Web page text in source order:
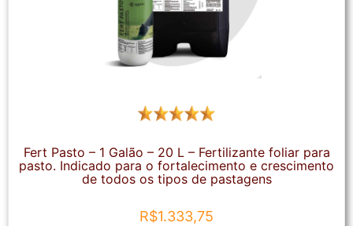
Fert Pasto – 1 Galão – 20 L – Fertilizante foliar para
pasto. Indicado para o fortalecimento e crescimento
de todos os tipos de pastagens
R$1.333,75